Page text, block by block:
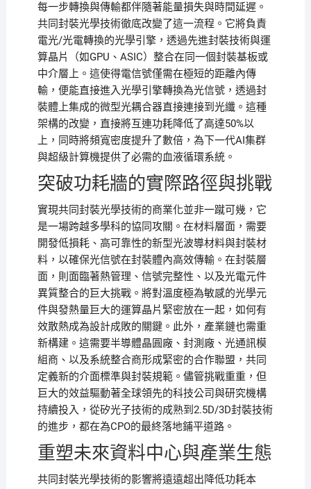
每一步轉換與傳輸都伴隨著能量損失與時間延遲。
共同封裝光學技術徹底改變了這一流程。它將負責
電光/光電轉換的光學引擎，透過先進封裝技術與運
算晶片（如GPU、ASIC）整合在同一個封裝基板或
中介層上。這使得電信號僅需在極短的距離內傳
輸，便能直接進入光學引擎轉換為光信號，透過封
裝體上集成的微型光耦合器直接連接到光纖。這種
架構的改變，直接將互連功耗降低了高達50%以
上，同時將頻寬密度提升了數倍，為下一代AI集群
與超級計算機提供了必需的血液循環系統。
突破功耗牆的實際路徑與挑戰
實現共同封裝光學技術的商業化並非一蹴可幾，它
是一場跨越多學科的協同攻關。在材料層面，需要
開發低損耗、高可靠性的新型光波導材料與封裝材
料，以確保光信號在封裝體內高效傳輸。在封裝層
面，則面臨著熱管理、信號完整性、以及光電元件
異質整合的巨大挑戰。將對溫度極為敏感的光學元
件與發熱量巨大的運算晶片緊密放在一起，如何有
效散熱成為設計成敗的關鍵。此外，產業鏈也需重
新構建。這需要半導體晶圓廠、封測廠、光通訊模
組商、以及系統整合商形成緊密的合作聯盟，共同
定義新的介面標準與封裝規範。儘管挑戰重重，但
巨大的效益驅動著全球領先的科技公司與研究機構
持續投入，從矽光子技術的成熟到2.5D/3D封裝技術
的進步，都在為CPO的最終落地鋪平道路。
重塑未來資料中心與產業生態
共同封裝光學技術的影響將遠遠超出降低功耗本